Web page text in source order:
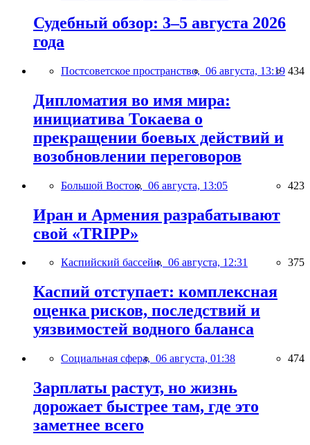
Судебный обзор: 3–5 августа 2026
года
Постсоветское пространство, 06 августа, 13:19 434
Дипломатия во имя мира:
инициатива Токаева о
прекращении боевых действий и
возобновлении переговоров
Большой Восток, 06 августа, 13:05 423
Иран и Армения разрабатывают
свой «TRIPP»
Каспийский бассейн, 06 августа, 12:31 375
Каспий отступает: комплексная
оценка рисков, последствий и
уязвимостей водного баланса
Социальная сфера, 06 августа, 01:38 474
Зарплаты растут, но жизнь
дорожает быстрее там, где это
заметнее всего